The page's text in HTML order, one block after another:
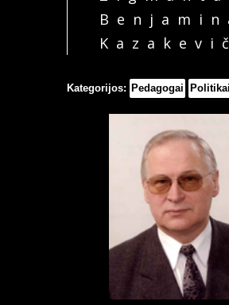
Kategorijos: Pedagogai Politikai